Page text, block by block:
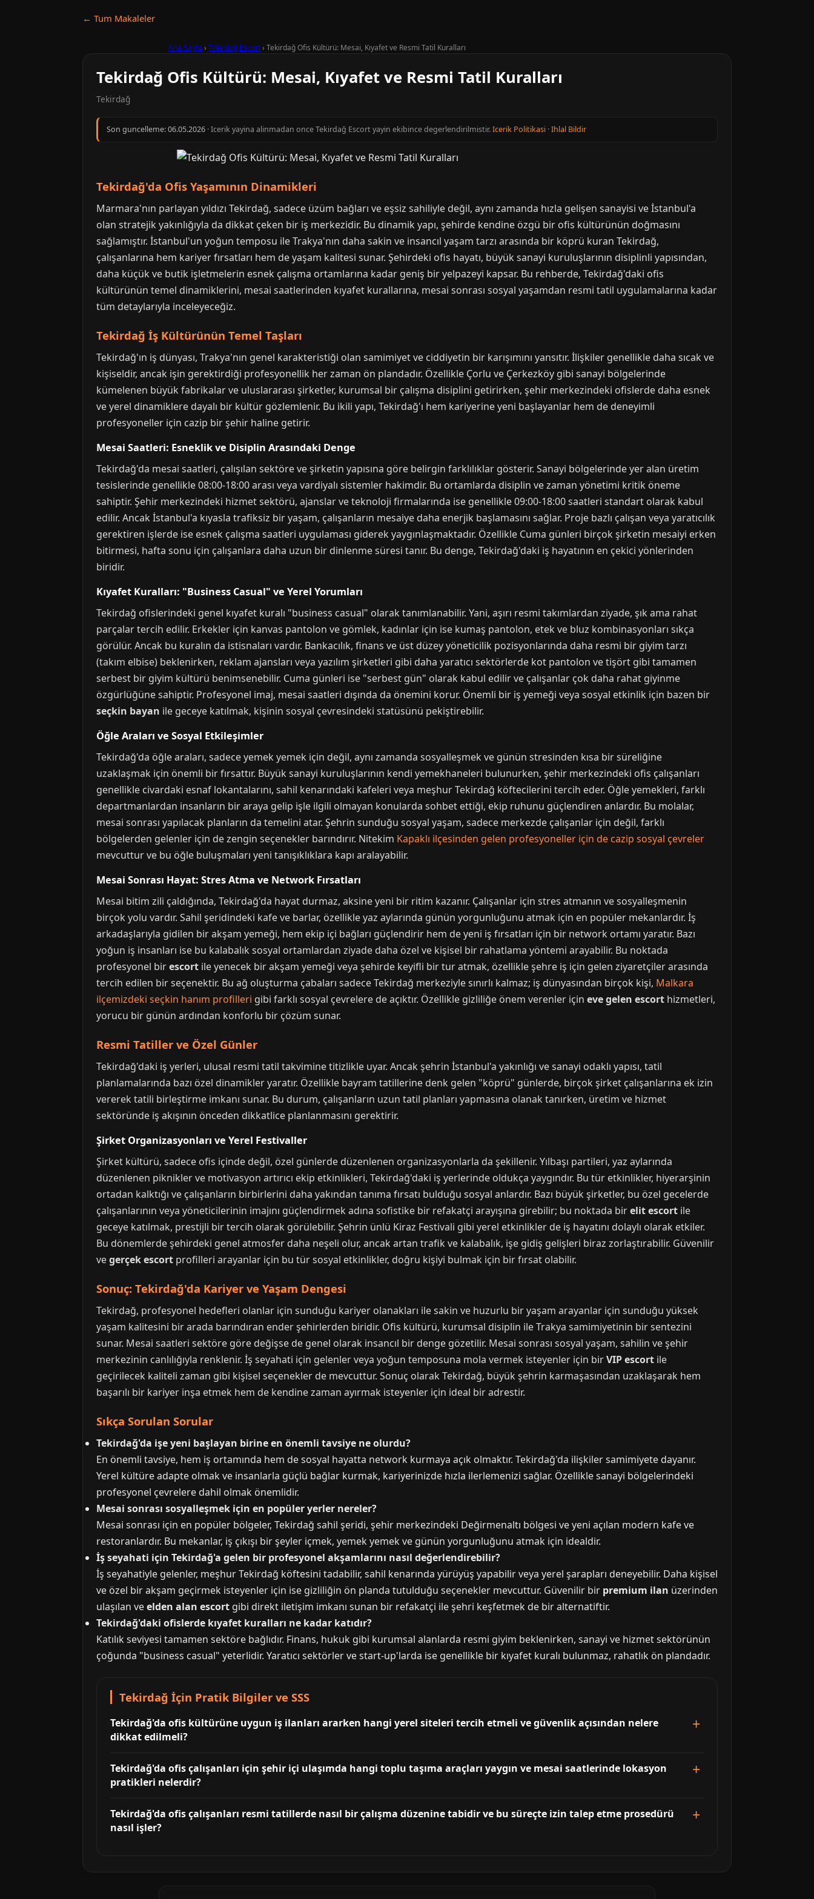
← Tum Makaleler
Ana Sayfa › Tekirdağ Escort› Tekirdağ Ofis Kültürü: Mesai, Kıyafet ve Resmi Tatil Kuralları
Tekirdağ Ofis Kültürü: Mesai, Kıyafet ve Resmi Tatil Kuralları
Tekirdağ
Son guncelleme:06.05.2026 · Icerik yayina alinmadan once Tekirdağ Escort yayin ekibince degerlendirilmistir.Icerik Politikasi ·Ihlal Bildir
Tekirdağ'da Ofis Yaşamının Dinamikleri
Marmara'nın parlayan yıldızı Tekirdağ, sadece üzüm bağları ve eşsiz sahiliyle değil, aynı zamanda hızla gelişen sanayisi ve İstanbul'a
olan stratejik yakınlığıyla da dikkat çeken bir iş merkezidir. Bu dinamik yapı, şehirde kendine özgü bir ofis kültürünün doğmasını
sağlamıştır. İstanbul'un yoğun temposu ile Trakya'nın daha sakin ve insancıl yaşam tarzı arasında bir köprü kuran Tekirdağ,
çalışanlarına hem kariyer fırsatları hem de yaşam kalitesi sunar. Şehirdeki ofis hayatı, büyük sanayi kuruluşlarının disiplinli yapısından,
daha küçük ve butik işletmelerin esnek çalışma ortamlarına kadar geniş bir yelpazeyi kapsar. Bu rehberde, Tekirdağ'daki ofis
kültürünün temel dinamiklerini, mesai saatlerinden kıyafet kurallarına, mesai sonrası sosyal yaşamdan resmi tatil uygulamalarına kadar
tüm detaylarıyla inceleyeceğiz.
Tekirdağ İş Kültürünün Temel Taşları
Tekirdağ'ın iş dünyası, Trakya'nın genel karakteristiği olan samimiyet ve ciddiyetin bir karışımını yansıtır. İlişkiler genellikle daha sıcak ve
kişiseldir, ancak işin gerektirdiği profesyonellik her zaman ön plandadır. Özellikle Çorlu ve Çerkezköy gibi sanayi bölgelerinde
kümelenen büyük fabrikalar ve uluslararası şirketler, kurumsal bir çalışma disiplini getirirken, şehir merkezindeki ofislerde daha esnek
ve yerel dinamiklere dayalı bir kültür gözlemlenir. Bu ikili yapı, Tekirdağ'ı hem kariyerine yeni başlayanlar hem de deneyimli
profesyoneller için cazip bir şehir haline getirir.
Mesai Saatleri: Esneklik ve Disiplin Arasındaki Denge
Tekirdağ'da mesai saatleri, çalışılan sektöre ve şirketin yapısına göre belirgin farklılıklar gösterir. Sanayi bölgelerinde yer alan üretim
tesislerinde genellikle 08:00-18:00 arası veya vardiyalı sistemler hakimdir. Bu ortamlarda disiplin ve zaman yönetimi kritik öneme
sahiptir. Şehir merkezindeki hizmet sektörü, ajanslar ve teknoloji firmalarında ise genellikle 09:00-18:00 saatleri standart olarak kabul
edilir. Ancak İstanbul'a kıyasla trafiksiz bir yaşam, çalışanların mesaiye daha enerjik başlamasını sağlar. Proje bazlı çalışan veya yaratıcılık
gerektiren işlerde ise esnek çalışma saatleri uygulaması giderek yaygınlaşmaktadır. Özellikle Cuma günleri birçok şirketin mesaiyi erken
bitirmesi, hafta sonu için çalışanlara daha uzun bir dinlenme süresi tanır. Bu denge, Tekirdağ'daki iş hayatının en çekici yönlerinden
biridir.
Kıyafet Kuralları: "Business Casual" ve Yerel Yorumları
Tekirdağ ofislerindeki genel kıyafet kuralı "business casual" olarak tanımlanabilir. Yani, aşırı resmi takımlardan ziyade, şık ama rahat
parçalar tercih edilir. Erkekler için kanvas pantolon ve gömlek, kadınlar için ise kumaş pantolon, etek ve bluz kombinasyonları sıkça
görülür. Ancak bu kuralın da istisnaları vardır. Bankacılık, finans ve üst düzey yöneticilik pozisyonlarında daha resmi bir giyim tarzı
(takım elbise) beklenirken, reklam ajansları veya yazılım şirketleri gibi daha yaratıcı sektörlerde kot pantolon ve tişört gibi tamamen
serbest bir giyim kültürü benimsenebilir. Cuma günleri ise "serbest gün" olarak kabul edilir ve çalışanlar çok daha rahat giyinme
özgürlüğüne sahiptir. Profesyonel imaj, mesai saatleri dışında da önemini korur. Önemli bir iş yemeği veya sosyal etkinlik için bazen bir
seçkin bayan ile geceye katılmak, kişinin sosyal çevresindeki statüsünü pekiştirebilir.
Öğle Araları ve Sosyal Etkileşimler
Tekirdağ'da öğle araları, sadece yemek yemek için değil, aynı zamanda sosyalleşmek ve günün stresinden kısa bir süreliğine
uzaklaşmak için önemli bir fırsattır. Büyük sanayi kuruluşlarının kendi yemekhaneleri bulunurken, şehir merkezindeki ofis çalışanları
genellikle civardaki esnaf lokantalarını, sahil kenarındaki kafeleri veya meşhur Tekirdağ köftecilerini tercih eder. Öğle yemekleri, farklı
departmanlardan insanların bir araya gelip işle ilgili olmayan konularda sohbet ettiği, ekip ruhunu güçlendiren anlardır. Bu molalar,
mesai sonrası yapılacak planların da temelini atar. Şehrin sunduğu sosyal yaşam, sadece merkezde çalışanlar için değil, farklı
bölgelerden gelenler için de zengin seçenekler barındırır. Nitekim Kapaklı ilçesinden gelen profesyoneller için de cazip sosyal çevreler
mevcuttur ve bu öğle buluşmaları yeni tanışıklıklara kapı aralayabilir.
Mesai Sonrası Hayat: Stres Atma ve Network Fırsatları
Mesai bitim zili çaldığında, Tekirdağ'da hayat durmaz, aksine yeni bir ritim kazanır. Çalışanlar için stres atmanın ve sosyalleşmenin
birçok yolu vardır. Sahil şeridindeki kafe ve barlar, özellikle yaz aylarında günün yorgunluğunu atmak için en popüler mekanlardır. İş
arkadaşlarıyla gidilen bir akşam yemeği, hem ekip içi bağları güçlendirir hem de yeni iş fırsatları için bir network ortamı yaratır. Bazı
yoğun iş insanları ise bu kalabalık sosyal ortamlardan ziyade daha özel ve kişisel bir rahatlama yöntemi arayabilir. Bu noktada
profesyonel birescort ile yenecek bir akşam yemeği veya şehirde keyifli bir tur atmak, özellikle şehre iş için gelen ziyaretçiler arasında
tercih edilen bir seçenektir. Bu ağ oluşturma çabaları sadece Tekirdağ merkeziyle sınırlı kalmaz; iş dünyasından birçok kişi, Malkara
ilçemizdeki seçkin hanım profilleri gibi farklı sosyal çevrelere de açıktır. Özellikle gizliliğe önem verenler için eve gelen escort hizmetleri,
yorucu bir günün ardından konforlu bir çözüm sunar.
Resmi Tatiller ve Özel Günler
Tekirdağ'daki iş yerleri, ulusal resmi tatil takvimine titizlikle uyar. Ancak şehrin İstanbul'a yakınlığı ve sanayi odaklı yapısı, tatil
planlamalarında bazı özel dinamikler yaratır. Özellikle bayram tatillerine denk gelen "köprü" günlerde, birçok şirket çalışanlarına ek izin
vererek tatili birleştirme imkanı sunar. Bu durum, çalışanların uzun tatil planları yapmasına olanak tanırken, üretim ve hizmet
sektöründe iş akışının önceden dikkatlice planlanmasını gerektirir.
Şirket Organizasyonları ve Yerel Festivaller
Şirket kültürü, sadece ofis içinde değil, özel günlerde düzenlenen organizasyonlarla da şekillenir. Yılbaşı partileri, yaz aylarında
düzenlenen piknikler ve motivasyon artırıcı ekip etkinlikleri, Tekirdağ'daki iş yerlerinde oldukça yaygındır. Bu tür etkinlikler, hiyerarşinin
ortadan kalktığı ve çalışanların birbirlerini daha yakından tanıma fırsatı bulduğu sosyal anlardır. Bazı büyük şirketler, bu özel gecelerde
çalışanlarının veya yöneticilerinin imajını güçlendirmek adına sofistike bir refakatçi arayışına girebilir; bu noktada birelit escort ile
geceye katılmak, prestijli bir tercih olarak görülebilir. Şehrin ünlü Kiraz Festivali gibi yerel etkinlikler de iş hayatını dolaylı olarak etkiler.
Bu dönemlerde şehirdeki genel atmosfer daha neşeli olur, ancak artan trafik ve kalabalık, işe gidiş gelişleri biraz zorlaştırabilir. Güvenilir
vegerçek escort profilleri arayanlar için bu tür sosyal etkinlikler, doğru kişiyi bulmak için bir fırsat olabilir.
Sonuç: Tekirdağ'da Kariyer ve Yaşam Dengesi
Tekirdağ, profesyonel hedefleri olanlar için sunduğu kariyer olanakları ile sakin ve huzurlu bir yaşam arayanlar için sunduğu yüksek
yaşam kalitesini bir arada barındıran ender şehirlerden biridir. Ofis kültürü, kurumsal disiplin ile Trakya samimiyetinin bir sentezini
sunar. Mesai saatleri sektöre göre değişse de genel olarak insancıl bir denge gözetilir. Mesai sonrası sosyal yaşam, sahilin ve şehir
merkezinin canlılığıyla renklenir. İş seyahati için gelenler veya yoğun temposuna mola vermek isteyenler için birVIP escort ile
geçirilecek kaliteli zaman gibi kişisel seçenekler de mevcuttur. Sonuç olarak Tekirdağ, büyük şehrin karmaşasından uzaklaşarak hem
başarılı bir kariyer inşa etmek hem de kendine zaman ayırmak isteyenler için ideal bir adrestir.
Sıkça Sorulan Sorular
Tekirdağ'da işe yeni başlayan birine en önemli tavsiye ne olurdu?
En önemli tavsiye, hem iş ortamında hem de sosyal hayatta network kurmaya açık olmaktır. Tekirdağ'da ilişkiler samimiyete dayanır.
Yerel kültüre adapte olmak ve insanlarla güçlü bağlar kurmak, kariyerinizde hızla ilerlemenizi sağlar. Özellikle sanayi bölgelerindeki
profesyonel çevrelere dahil olmak önemlidir.
Mesai sonrası sosyalleşmek için en popüler yerler nereler?
Mesai sonrası için en popüler bölgeler, Tekirdağ sahil şeridi, şehir merkezindeki Değirmenaltı bölgesi ve yeni açılan modern kafe ve
restoranlardır. Bu mekanlar, iş çıkışı bir şeyler içmek, yemek yemek ve günün yorgunluğunu atmak için idealdir.
İş seyahati için Tekirdağ'a gelen bir profesyonel akşamlarını nasıl değerlendirebilir?
İş seyahatiyle gelenler, meşhur Tekirdağ köftesini tadabilir, sahil kenarında yürüyüş yapabilir veya yerel şarapları deneyebilir. Daha kişisel
ve özel bir akşam geçirmek isteyenler için ise gizliliğin ön planda tutulduğu seçenekler mevcuttur. Güvenilir bir premium ilan üzerinden
ulaşılan veelden alan escort gibi direkt iletişim imkanı sunan bir refakatçi ile şehri keşfetmek de bir alternatiftir.
Tekirdağ'daki ofislerde kıyafet kuralları ne kadar katıdır?
Katılık seviyesi tamamen sektöre bağlıdır. Finans, hukuk gibi kurumsal alanlarda resmi giyim beklenirken, sanayi ve hizmet sektörünün
çoğunda "business casual" yeterlidir. Yaratıcı sektörler ve start-up'larda ise genellikle bir kıyafet kuralı bulunmaz, rahatlık ön plandadır.
Tekirdağ İçin Pratik Bilgiler ve SSS
Tekirdağ'da ofis kültürüne uygun iş ilanları ararken hangi yerel siteleri tercih etmeli ve güvenlik açısından nelere
dikkat edilmeli?
Tekirdağ'da ofis çalışanları için şehir içi ulaşımda hangi toplu taşıma araçları yaygın ve mesai saatlerinde lokasyon
pratikleri nelerdir?
Tekirdağ'da ofis çalışanları resmi tatillerde nasıl bir çalışma düzenine tabidir ve bu süreçte izin talep etme prosedürü
nasıl işler?